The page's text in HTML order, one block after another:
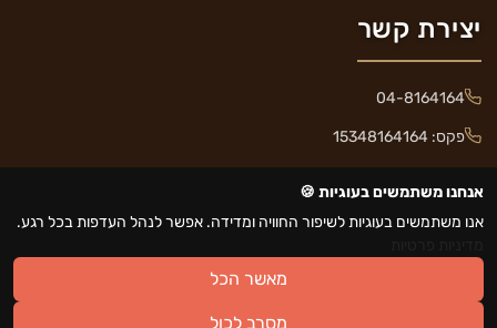
יצירת קשר
04-8164164
פקס: 15348164164
כפר חורפיש כביש 89
אנחנו משתמשים בעוגיות 🍪
אנו משתמשים בעוגיות לשיפור החוויה ומדידה. אפשר לנהל העדפות בכל רגע.
מאשר הכל
מסרב לכול